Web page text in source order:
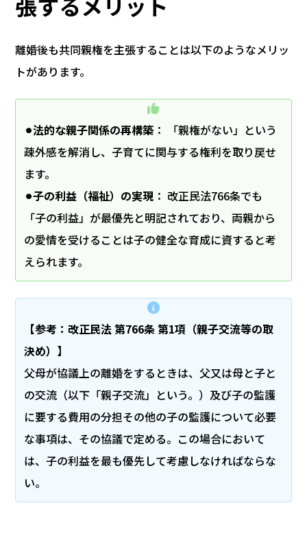
離婚後も共同親権を主張することは以下のようなメリッ
トがあります。
⚫︎法的な親子関係の再構築： 「親権がない」という
疎外感を解消し、子育てに関与する権利を取り戻せ
ます。
⚫︎子の利益（福祉）の実現 ： 改正民法766条でも
「子の利益」が最優先と明記されており、両親から
の愛情を受けることは子の健全な育成に資すると考
えられます。
【参考：改正民法 第766条 第1項（親子交流等の取
決め）】
父母が協議上の離婚をするときは、父又は母と子と
の交流（以下「親子交流」という。）及び子の監護
に要する費用の分担その他の子の監護について必要
な事項は、その協議で定める。この場合において
は、子の利益を最も優先して考慮しなければならな
い。